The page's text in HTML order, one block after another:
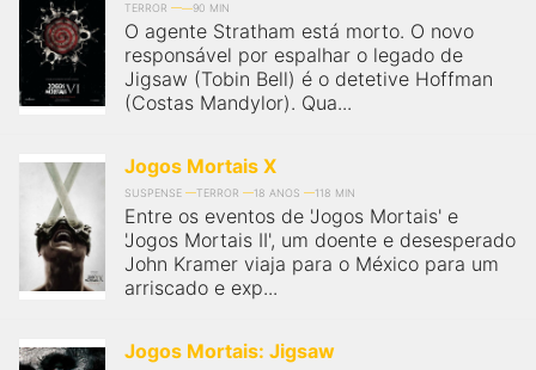
TERROR 90 MIN
O agente Stratham está morto. O novo
responsável por espalhar o legado de
Jigsaw (Tobin Bell) é o detetive Hoffman
(Costas Mandylor). Qua...
Jogos Mortais X
SUSPENSE TERROR 18 ANOS 118 MIN
Entre os eventos de 'Jogos Mortais' e
'Jogos Mortais II', um doente e desesperado
John Kramer viaja para o México para um
arriscado e exp...
Jogos Mortais: Jigsaw